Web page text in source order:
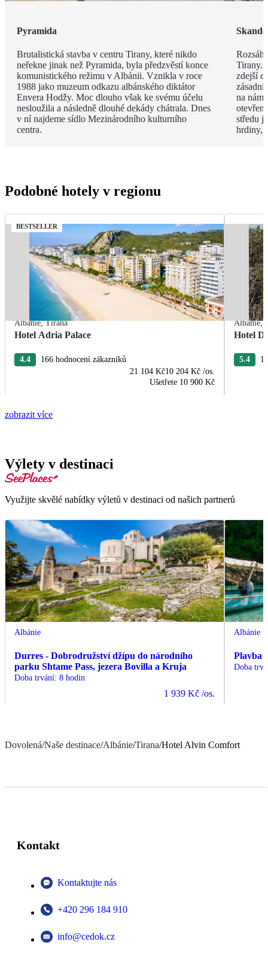
Pyramida
Brutalistická stavba v centru Tirany, které nikdo
neřekne jinak než Pyramida, byla předzvěstí konce
komunistického režimu v Albánii. Vznikla v roce
1988 jako muzeum odkazu albánského diktátor
Envera Hodžy. Moc dlouho však ke svému účelu
nesloužila a následně dlouhé dekády chátrala. Dnes
v ní najdeme sídlo Mezinárodního kulturního
centra.
Tirany.
zdejší
na
středu
hrdiny,
Podobné hotely v regionu
BESTSELLER
Albánie,Tirana
Hotel Adria Palace
4.4
166 hodnocení zákazníků
21 104 Kč10 204 Kč /os.
Ušetřete 10 900 Kč
Albánie,
Hotel
5.4
zobrazit více
Výlety v destinaci
Využijte skvělé nabídky výletů v destinaci od našich partnerů
Albánie
Durres - Dobrodružství džípu do národního
parku Shtame Pass, jezera Bovilla a Kruja
Doba trvání: 8 hodin
1 939 Kč /os.
Albánie
Plavba
Doba
Dovolená/Naše destinace/Albánie/Tirana/Hotel Alvin Comfort
Kontakt
Kontaktujte nás
+420 296 184 910
info@cedok.cz